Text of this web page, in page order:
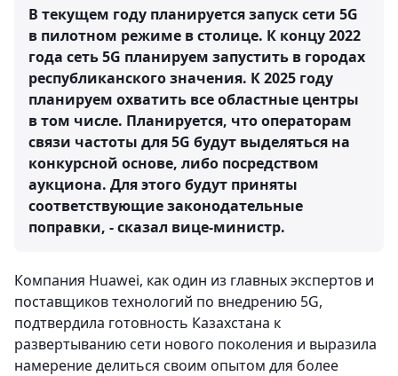
В текущем году планируется запуск сети 5G
в пилотном режиме в столице. К концу 2022
года сеть 5G планируем запустить в городах
республиканского значения. К 2025 году
планируем охватить все областные центры
в том числе. Планируется, что операторам
связи частоты для 5G будут выделяться на
конкурсной основе, либо посредством
аукциона. Для этого будут приняты
соответствующие законодательные
поправки, - сказал вице-министр.
Компания Huawei, как один из главных экспертов и
поставщиков технологий по внедрению 5G,
подтвердила готовность Казахстана к
развертыванию сети нового поколения и выразила
намерение делиться своим опытом для более